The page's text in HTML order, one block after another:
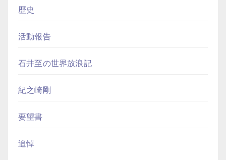
歴史
活動報告
石井至の世界放浪記
紀之崎剛
要望書
追悼